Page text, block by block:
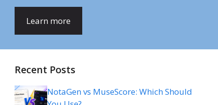
Learn more
Recent Posts
NotaGen vs MuseScore: Which Should